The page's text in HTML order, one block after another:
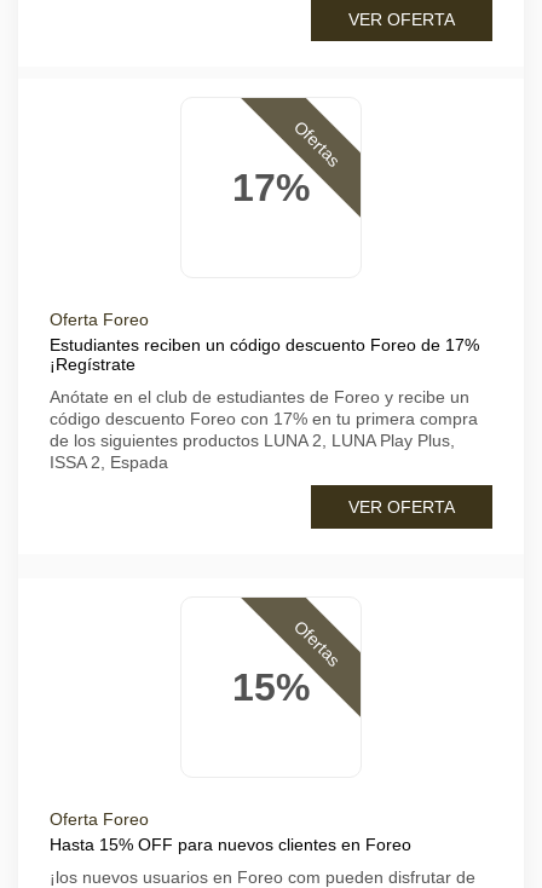
VER OFERTA
17%
Ofertas
Oferta Foreo
Estudiantes reciben un código descuento Foreo de 17%
¡Regístrate
Anótate en el club de estudiantes de Foreo y recibe un
código descuento Foreo con 17% en tu primera compra
de los siguientes productos LUNA 2, LUNA Play Plus,
ISSA 2, Espada
VER OFERTA
15%
Ofertas
Oferta Foreo
Hasta 15% OFF para nuevos clientes en Foreo
¡los nuevos usuarios en Foreo com pueden disfrutar de